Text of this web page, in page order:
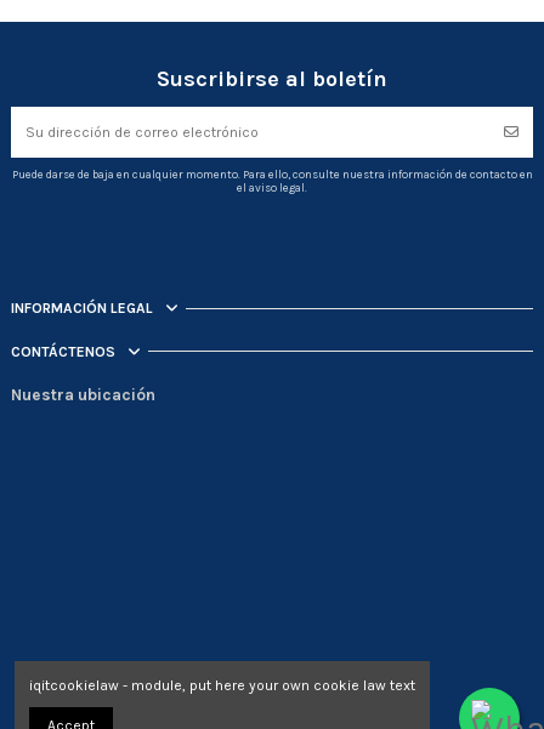
Suscribirse al boletín
Puede darse de baja en cualquier momento. Para ello, consulte nuestra información de contacto en
el aviso legal.
INFORMACIÓN LEGAL
CONTÁCTENOS
Nuestra ubicación
iqitcookielaw - module, put here your own cookie law text
Accept